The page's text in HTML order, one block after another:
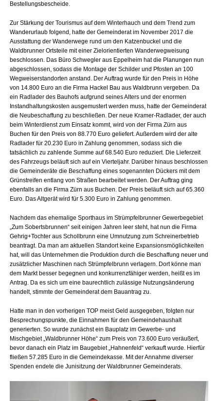
Bestellungsbescheide.
Zur Stärkung der Tourismus auf dem Winterhauch und dem Trend zum
Wanderurlaub folgend, hatte der Gemeinderat im November 2017 die
Ausstattung der Wanderwege rund um den Katzenbuckel und die
Waldbrunner Ortsteile mit einer Zielorientierten Wanderwegweisung
beschlossen. Das Büro Schwegler aus Eppelheim hat die Planungen nun
abgeschlossen, sodass die Montage der Schilder und Pfosten an 100
Wegweiserstandorten anstand. Der Auftrag wurde für den Preis in Höhe
von 14.800 Euro an die Firma Hackel Bau aus Waldbrunn vergeben. Da
ein Radlader des Bauhofs aufgrund seines Alters und der enormen
Instandhaltungskosten ausgemustert werden muss, hatte der Gemeinderat
die Neubeschaffung zu beschließen. Der neue Kramer-Radlader, der auch
beim Winterdienst zum Einsatz kommt, wird von der Firma Zürn aus
Buchen für den Preis von 88.770 Euro geliefert. Außerdem wird der alte
Radlader für 20.230 Euro in Zahlung genommen, sodass sich die
tatsächlich zu zahlende Summe auf 68.540 Euro reduziert. Die Lieferzeit
des Fahrzeugs beläuft sich auf ein Vierteljahr. Darüber hinaus beschlossen
die Gemeinderäte die Beschaffung eines sogenannten Dückers mit dem
Grünstreifen entlang von Straßen bearbeitet werden. Der Auftrag ging
ebenfalls an die Firma Zürn aus Buchen. Der Preis beläuft sich auf 65.360
Euro. Das Altgerät wird für 5.300 Euro in Zahlung genommen.
Nachdem das ehemalige Sporthaus im Strümpfelbrunner Gewerbegebiet
„Zum Sobertsbrunnen“ seit einigen Jahren leer steht, hat nun die Firma
Gehrig+Tochter aus Schollbrunn eine Umnutzung zum Schreinerbetrieb
beantragt. Da man am aktuellen Standort keine Expansionsmöglichkeiten
hat, will das Unternehmen die Produktion durch die Beschaffung neuer und
zusätzlicher Maschinen nach Strümpfelbrunn verlagern. Dort könne man
dem Markt besser begegnen und konkurrenzfähiger werden, heißt es im
Antrag. Da es sich um eine baurechtlich zulässige Nutzungsänderung
handelt, stimmte der Gemeinderat dem Bauantrag zu.
Hatte man in den vorherigen TOP meist Geld ausgegeben, folgten nur
Besprechungspunkte, die Einnahmen für den Gemeindehaushalt
generierten. So wurde zunächst ein Bauplatz im Gewerbe- und
Mischgebiet „Waldbrunner Höhe“ zum Preis von 73.600 Euro veräußert,
bevor danach ein Platz im Baugebiet „Hahnenfeld“ verkauft wurde. Hierfür
fließen 57.285 Euro in die Gemeindekasse. Mit der Annahme diverser
Spenden endete die Junisitzung der Waldbrunner Gemeinderats.